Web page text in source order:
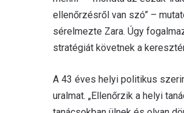
ellenőrzésről van szó” –
sérelmezte Zara. Úgy
stratégiát követnek a
A 43 éves helyi politikus
uralmat. „Ellenőrzik a helyi